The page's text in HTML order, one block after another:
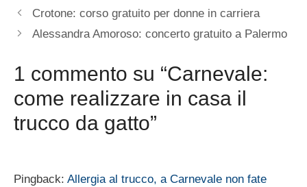
Crotone: corso gratuito per donne in carriera
Alessandra Amoroso: concerto gratuito a Palermo
1 commento su “Carnevale:
come realizzare in casa il
trucco da gatto”
Pingback: Allergia al trucco, a Carnevale non fate